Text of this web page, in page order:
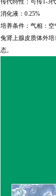
传代特性：可传1-3
消化液： 0.25%
培养条件：气相：空
兔肾上腺皮质体外
态。